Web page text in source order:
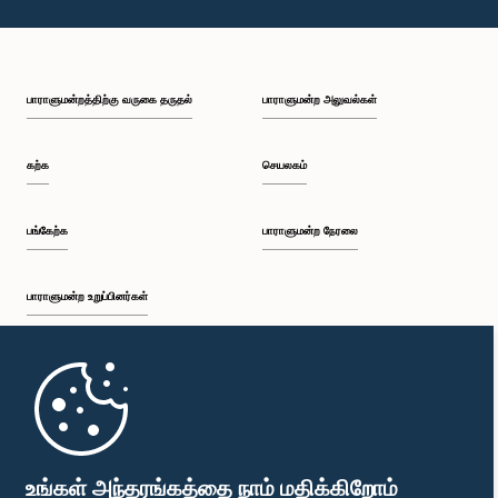
உங்கள் அந்தரங்கத்தை நாம் மதிக்கிறோம்
பாராளுமன்றத்திற்கு வருகை தருதல்
கற்க
பங்கேற்க
பாராளுமன்ற உறுப்பினர்கள்
முதற்பக்கம்
பாராளுமன்ற அலுவல்கள்
செயலகம்
பாராளுமன்ற நேரலை
பாராளுமன்ற கையடக்க செயலி